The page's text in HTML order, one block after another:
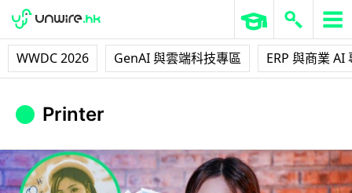
WWDC 2026 GenAI 與雲端科技專區 ERP 與商業 AI
Printer